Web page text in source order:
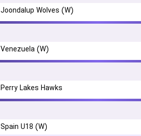
Joondalup Wolves (W)
Venezuela (W)
Perry Lakes Hawks
Spain U18 (W)